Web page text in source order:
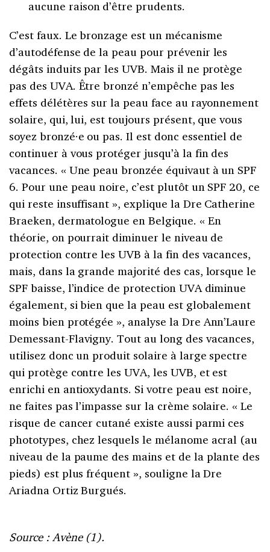
aucune raison d’être prudents.
C’est faux. Le bronzage est un mécanisme
d’autodéfense de la peau pour prévenir les
dégâts induits par les UVB. Mais il ne protège
pas des UVA. Être bronzé n’empêche pas les
effets délétères sur la peau face au rayonnement
solaire, qui, lui, est toujours présent, que vous
soyez bronzé·e ou pas. Il est donc essentiel de
continuer à vous protéger jusqu’à la fin des
vacances. « Une peau bronzée équivaut à un SPF
6. Pour une peau noire, c’est plutôt un SPF 20, ce
qui reste insuffisant », explique la Dre Catherine
Braeken, dermatologue en Belgique. « En
théorie, on pourrait diminuer le niveau de
protection contre les UVB à la fin des vacances,
mais, dans la grande majorité des cas, lorsque le
SPF baisse, l’indice de protection UVA diminue
également, si bien que la peau est globalement
moins bien protégée », analyse la Dre Ann’Laure
Demessant-Flavigny. Tout au long des vacances,
utilisez donc un produit solaire à large spectre
qui protège contre les UVA, les UVB, et est
enrichi en antioxydants. Si votre peau est noire,
ne faites pas l’impasse sur la crème solaire. « Le
risque de cancer cutané existe aussi parmi ces
phototypes, chez lesquels le mélanome acral (au
niveau de la paume des mains et de la plante des
pieds) est plus fréquent », souligne la Dre
Ariadna Ortiz Burgués.
Source : Avène (1).